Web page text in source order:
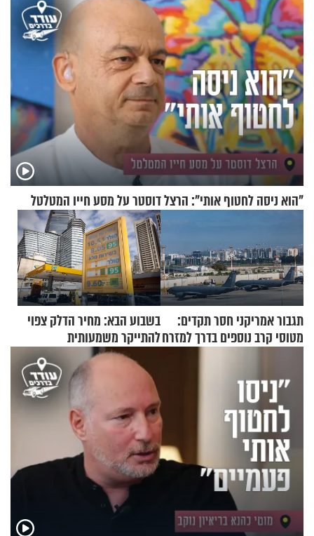
"הוא ניסה לחטוף אותי": הרצל דוסטר על מסע חייו המטלטל
תגבור אמריקני חסר תקדים:
מטוסי קרב נוספים בדרך למזרח
בשבוע הבא: מחיר הדלק צפוי
להתייקר משמעותית